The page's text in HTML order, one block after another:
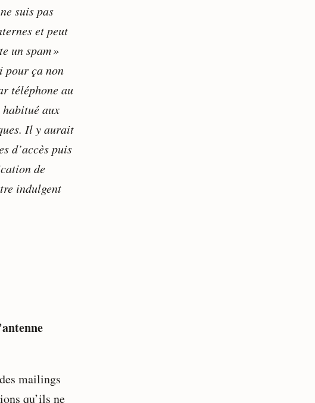
suis pas
et peut
un spam »
pour ça non
téléphone au
aux
Il y aurait
d’accès puis
de
indulgent
mailings
qu’ils ne